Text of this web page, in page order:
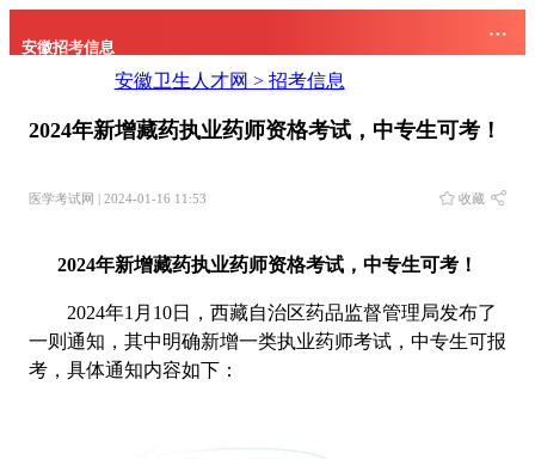
安徽招考信息
安徽卫生人才网 > 招考信息
2024年新增藏药执业药师资格考试，中专生可考！
医学考试网 | 2024-01-16 11:53 收藏
2024年新增藏药执业药师资格考试，中专生可考！
2024年1月10日，西藏自治区药品监督管理局发布了
一则通知，其中明确新增一类执业药师考试，中专生可报
考，具体通知内容如下：